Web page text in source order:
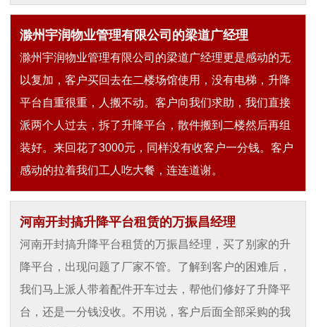
滁州宇润物业管理有限公司的梁道广经理
滁州宇润物业管理有限公司的梁道广经理更是感动的无
以复加，客户买回去在二楼场馆使用，没有电梯，升降
平台自重很重，人搬不动。客户向我们求助，我们直接
派两个人过去，拆了升降平台，散件搬到二楼然后再组
装好。来回花了3000元，同样没有收客户一分钱。客户
感动的拉着我们工人吃大餐，连连道谢。
河南开封搞升降平台租赁的万振昌经理
河南开封搞升降平台租赁的万振昌经理，买了别家的升
降平台，出现问题了厂家不管。了解到客户的困难后，
我们马上派人带着配件开车过去，帮他们修好了升降平
台，还是一分钱没收。不用说，客户后面全部采购的我